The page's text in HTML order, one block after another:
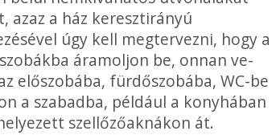
azaz a ház kereszt­irányú
úgy kell megtervezni, hogy a
áramoljon be, onnan ve­
előszobá­ba, fürdőszobába, WC-be
a szabadba, például a konyhá­ban
szellőzőaknákon át.